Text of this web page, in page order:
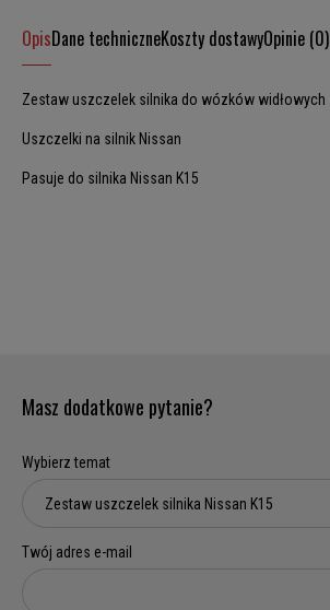
OpisDane techniczneKoszty dostawyOpinie (0)
Zestaw uszczelek silnika do wózków widłowych
Uszczelki na silnik Nissan
Pasuje do silnika Nissan K15
Masz dodatkowe pytanie?